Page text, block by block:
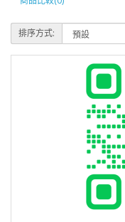
排序方式: